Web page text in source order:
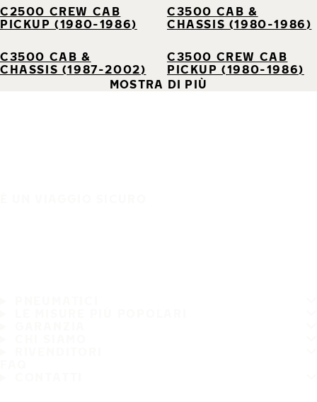
C2500 CREW CAB
PICKUP (1980-1986)
C3500 CAB &
CHASSIS (1980-1986)
C3500 CAB &
CHASSIS (1987-2002)
C3500 CREW CAB
PICKUP (1980-1986)
MOSTRA DI PIÙ